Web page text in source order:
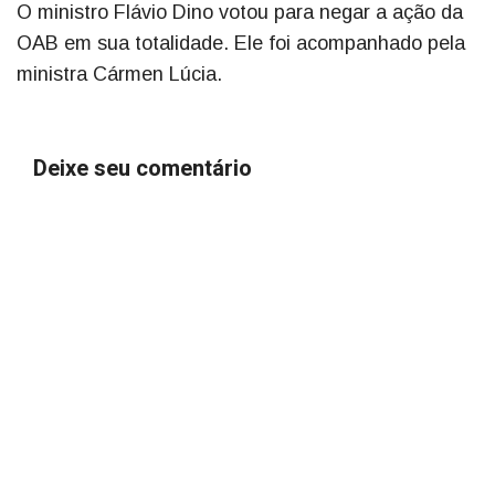
O ministro Flávio Dino votou para negar a ação da
OAB em sua totalidade. Ele foi acompanhado pela
ministra Cármen Lúcia.
Deixe seu comentário